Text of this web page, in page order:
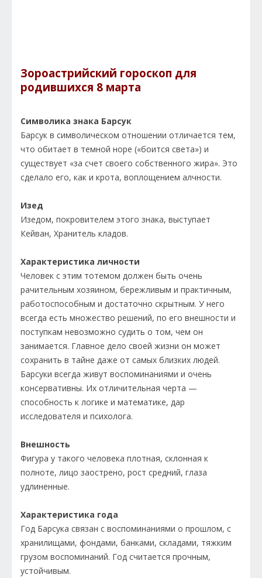
Зороастрийский гороскоп для
родившихся 8 марта
Символика знака Барсук
Барсук в символическом отношении отличается тем,
что обитает в темной норе («боится света») и
существует «за счет своего собственного жира». Это
сделало его, как и крота, воплощением алчности.
Изед
Изедом, покровителем этого знака, выступает
Кейван, Хранитель кладов.
Характеристика личности
Человек с этим тотемом должен быть очень
рачительным хозяином, бережливым и практичным,
работоспособным и достаточно скрытным. У него
всегда есть множество решений, по его внешности и
поступкам невозможно судить о том, чем он
занимается. Главное дело своей жизни он может
сохранить в тайне даже от самых близких людей.
Барсуки всегда живут воспоминаниями и очень
консервативны. Их отличительная черта —
способность к логике и математике, дар
исследователя и психолога.
Внешность
Фигура у такого человека плотная, склонная к
полноте, лицо заострено, рост средний, глаза
удлиненные.
Характеристика года
Год Барсука связан с воспоминаниями о прошлом, с
хранилищами, фондами, банками, складами, тяжким
грузом воспоминаний. Год считается прочным,
устойчивым.